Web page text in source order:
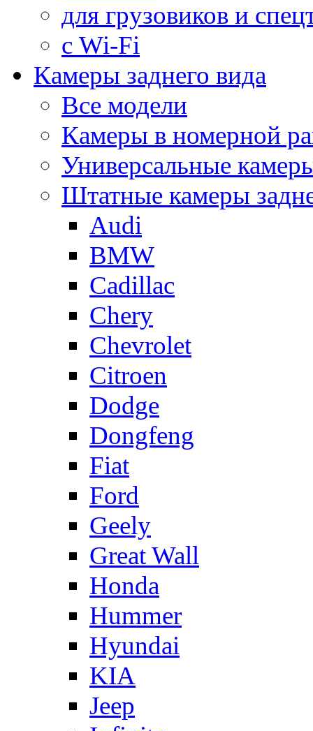
для грузовиков и
с Wi-Fi
Камеры заднего вида
Все модели
Камеры в номерной
Универсальные
Штатные камеры
Audi
BMW
Cadillac
Chery
Chevrolet
Citroen
Dodge
Dongfeng
Fiat
Ford
Geely
Great Wall
Honda
Hummer
Hyundai
KIA
Jeep